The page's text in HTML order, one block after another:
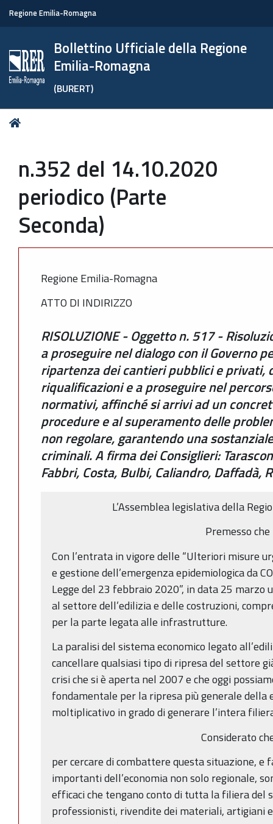
Regione Emilia-Romagna
Bollettino Ufficiale della Regione
Emilia-Romagna
(BURERT)
Tu
n.352 del 14.10.2020
periodico (Parte
Seconda)
Regione Emilia-Romagna
ATTO DI INDIRIZZO
RISOLUZIONE - Oggetto n. 517 -
a proseguire nel dialogo con il Governo
ripartenza dei cantieri pubblici e privati,
riqualificazioni e a proseguire nel
normativi, affinché si arrivi ad un
procedure e al superamento delle
non regolare, garantendo una
criminali. A firma dei Consiglieri:
Fabbri, Costa, Bulbi, Caliandro, Daffadà,
L’Assemblea legislativa della
Premesso che
Con l’entrata in vigore delle “Ulteriori misure
e gestione dell’emergenza epidemiologica da
Legge del 23 febbraio 2020”, in data 25 marzo
al settore dell’edilizia e delle costruzioni,
per la parte legata alle infrastrutture.
La paralisi del sistema economico legato
cancellare qualsiasi tipo di ripresa del settore
crisi che si è aperta nel 2007 e che oggi
fondamentale per la ripresa più generale della
moltiplicativo in grado di generare l’intera
Considerato
per cercare di combattere questa situazione,
importanti dell’economia non solo regionale,
efficaci che tengano conto di tutta la filiera del
professionisti, rivendite dei materiali, artigiani